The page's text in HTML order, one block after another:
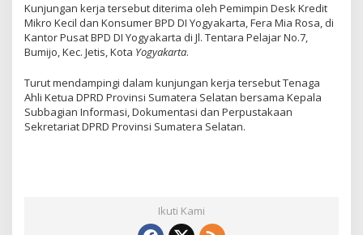
Kunjungan kerja tersebut diterima oleh Pemimpin Desk Kredit
Mikro Kecil dan Konsumer BPD DI Yogyakarta, Fera Mia Rosa, di
Kantor Pusat BPD DI Yogyakarta di Jl. Tentara Pelajar No.7,
Bumijo, Kec. Jetis, Kota Yogyakarta.
Turut mendampingi dalam kunjungan kerja tersebut Tenaga
Ahli Ketua DPRD Provinsi Sumatera Selatan bersama Kepala
Subbagian Informasi, Dokumentasi dan Perpustakaan
Sekretariat DPRD Provinsi Sumatera Selatan.
Ikuti Kami